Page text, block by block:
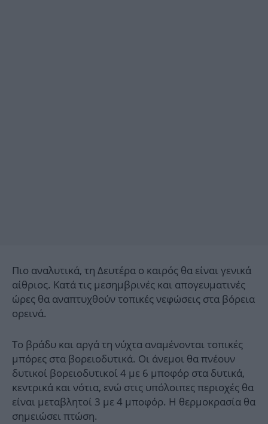
Πιο αναλυτικά, τη Δευτέρα ο καιρός θα είναι γενικά
αίθριος. Κατά τις μεσημβρινές και απογευματινές
ώρες θα αναπτυχθούν τοπικές νεφώσεις στα βόρεια
ορεινά.
Το βράδυ και αργά τη νύχτα αναμένονται τοπικές
μπόρες στα βορειοδυτικά. Οι άνεμοι θα πνέουν
δυτικοί βορειοδυτικοί 4 με 6 μποφόρ στα δυτικά,
κεντρικά και νότια, ενώ στις υπόλοιπες περιοχές θα
είναι μεταβλητοί 3 με 4 μποφόρ. Η θερμοκρασία θα
σημειώσει πτώση.